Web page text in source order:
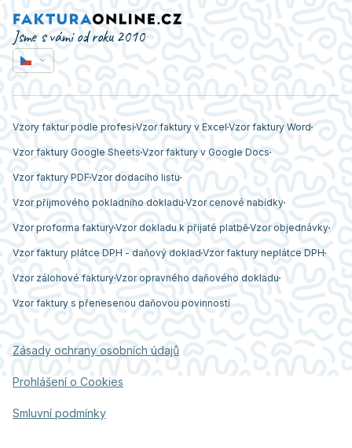
Jsme s vámi od roku 2010
Vzory faktur podle profesíVzor faktury v Excel Vzor faktury Word
Vzor faktury Google Sheets Vzor faktury v Google Docs
Vzor faktury PDFVzor dodacího listu
Vzor příjmového pokladního dokladu Vzor cenové nabídky
Vzor proforma fakturyVzor dokladu k přijaté platběVzor objednávky
Vzor faktury plátce DPH - daňový doklad Vzor faktury neplátce DPH
Vzor zálohové fakturyVzor opravného daňového dokladu
Vzor faktury s přenesenou daňovou povinností
Zásady ochrany osobních údajů
Prohlášení o Cookies
Smluvní podmínky